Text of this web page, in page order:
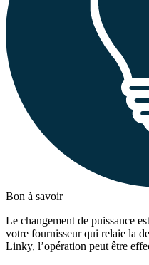
Bon à savoir
Le changement de puissance
votre fournisseur qui relaie la
Linky, l’opération peut être